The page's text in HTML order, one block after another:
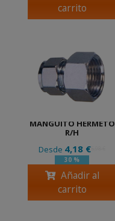
carrito
MANGUITO HERMETO
R/H
Desde 4,18 €
30 %
Añadir al
carrito